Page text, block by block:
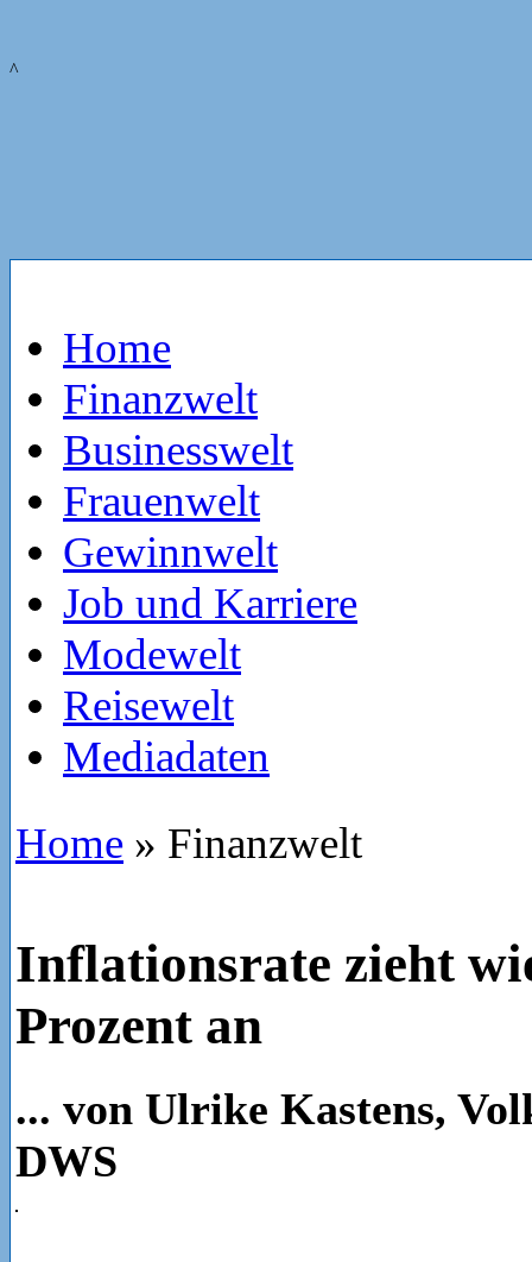
^
Home
Finanzwelt
Businesswelt
Frauenwelt
Gewinnwelt
Job und Karriere
Modewelt
Reisewelt
Mediadaten
Home » Finanzwelt
Inflationsrate zieht
Prozent an
... von Ulrike Kastens,
DWS